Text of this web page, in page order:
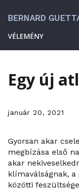
BERNARD
VÉLEMÉNY
Egy új
január 20, 2021
Gyorsan akar
megbízása első
akar
klímaválságnak, a
közötti